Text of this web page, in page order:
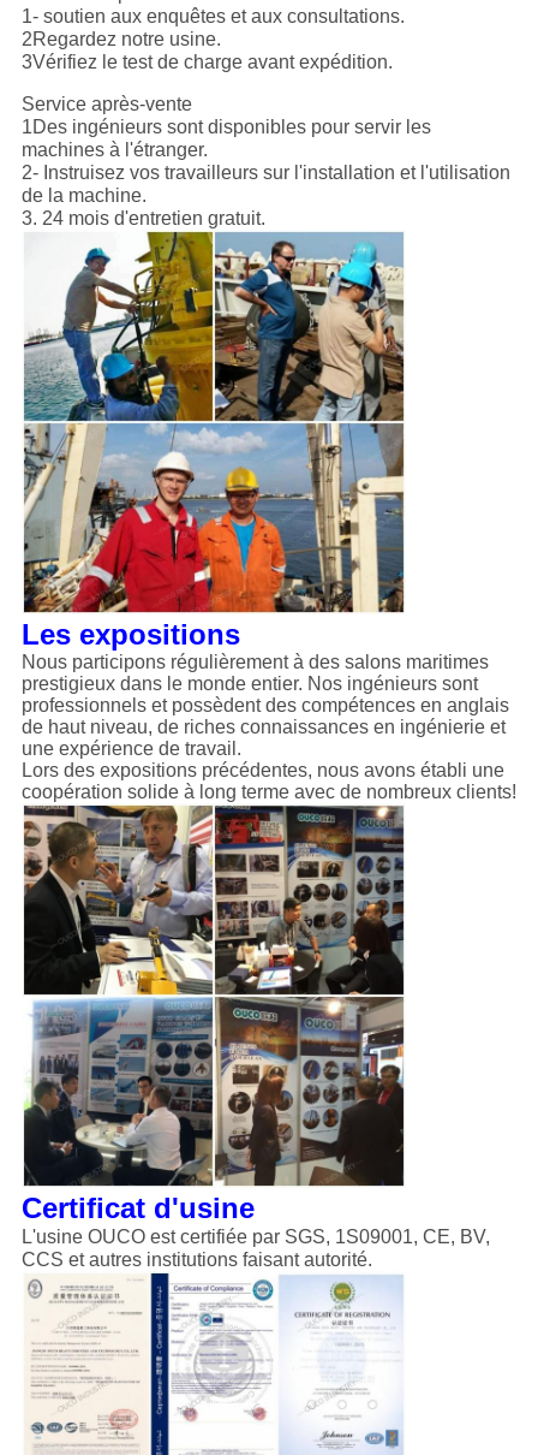
1- soutien aux enquêtes et aux consultations.
2Regardez notre usine.
3Vérifiez le test de charge avant expédition.
Service après-vente
1Des ingénieurs sont disponibles pour servir les
machines à l'étranger.
2- Instruisez vos travailleurs sur l'installation et l'utilisation
de la machine.
3. 24 mois d'entretien gratuit.
Les expositions
Nous participons régulièrement à des salons maritimes
prestigieux dans le monde entier. Nos ingénieurs sont
professionnels et possèdent des compétences en anglais
de haut niveau, de riches connaissances en ingénierie et
une expérience de travail.
Lors des expositions précédentes, nous avons établi une
coopération solide à long terme avec de nombreux clients!
Certificat d'usine
L'usine OUCO est certifiée par SGS, 1S09001, CE, BV,
CCS et autres institutions faisant autorité.